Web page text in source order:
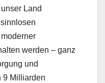
Land
werden – ganz
und
9 Milliarden